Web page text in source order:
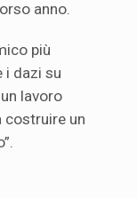
anno.
più
i dazi su
lavoro
costruire un